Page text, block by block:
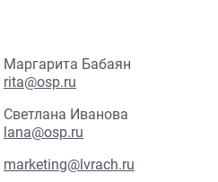
Маргарита Бабаян
rita@osp.ru
Светлана Иванова
lana@osp.ru
marketing@lvrach.ru